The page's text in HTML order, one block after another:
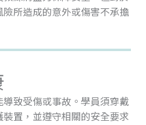
所造成的意外或傷害不承擔
致受傷或事故。學員須穿戴
置，並遵守相關的安全要求